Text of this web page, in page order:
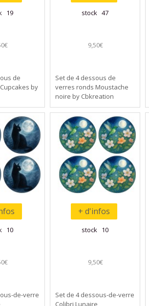
19
de
by
stock 47
9,50€
Set de 4 dessous de
verres ronds Moustache
noire by Cbkreation
10
de-verre
+ d'infos
stock 10
9,50€
Set de 4 dessous-de-verre
Colibri Lunaire